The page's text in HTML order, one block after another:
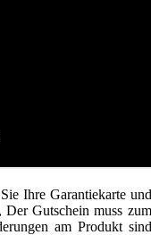
Ihre Garantiekarte und
Gutschein muss zum
am Produkt sind